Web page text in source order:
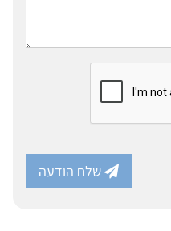
שלח הודעה